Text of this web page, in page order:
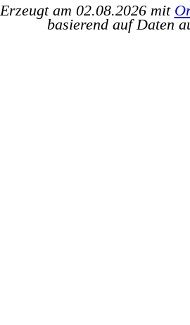
Erzeugt am 02.08.2026 mit
basierend auf Daten